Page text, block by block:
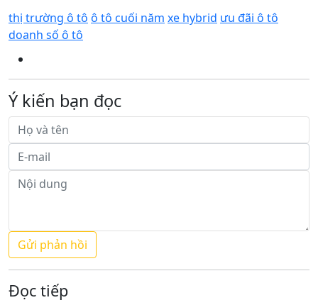
thị trường ô tô ô tô cuối năm xe hybrid ưu đãi ô tô
doanh số ô tô
Ý kiến bạn đọc
Đọc tiếp